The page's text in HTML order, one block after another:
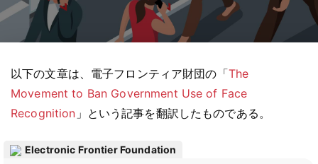
以下の文章は、電子フロンティア財団の「The
Movement to Ban Government Use of Face
Recognition 」という記事を翻訳したものである。
Electronic Frontier Foundation